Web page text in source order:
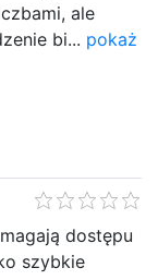
ale
bi... pokaż
dostępu
szybkie